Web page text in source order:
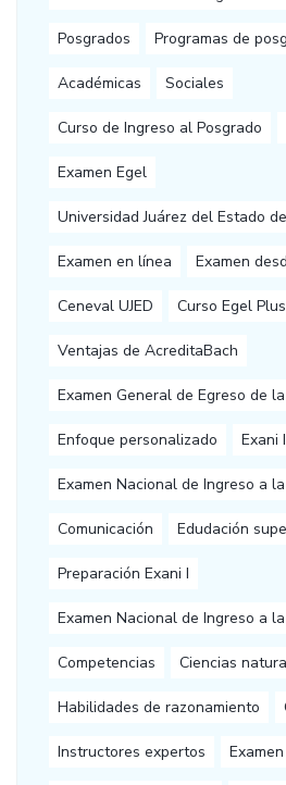
Posgrados Programas de
Académicas Sociales
Curso de Ingreso al Posgrado
Examen Egel
Universidad Juárez del Estado
Examen en línea Examen
Ceneval UJED Curso Egel Plus
Ventajas de AcreditaBach
Examen General de Egreso de
Enfoque personalizado Exani I
Examen Nacional de Ingreso a
Comunicación Edudación
Preparación Exani I
Examen Nacional de Ingreso a
Competencias Ciencias
Habilidades de razonamiento
Instructores expertos